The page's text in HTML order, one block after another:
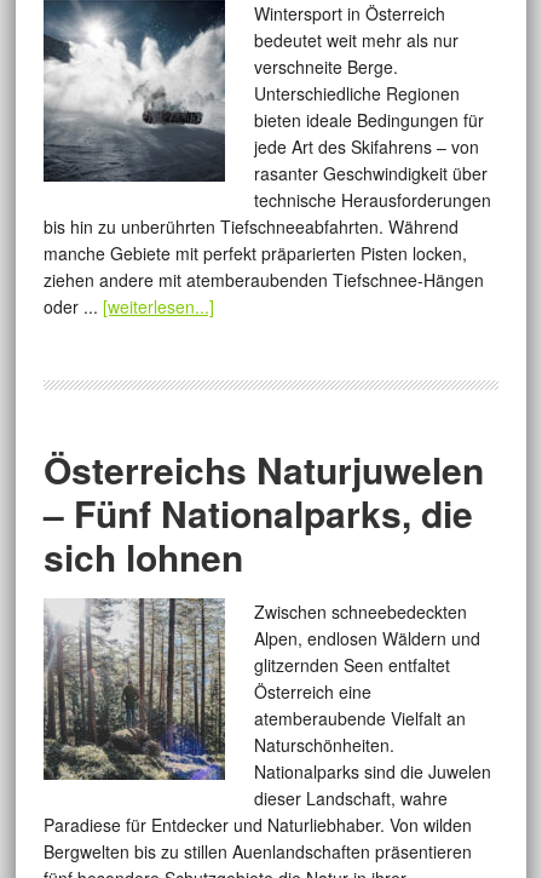
Wintersport in Österreich
bedeutet weit mehr als nur
verschneite Berge.
Unterschiedliche Regionen
bieten ideale Bedingungen für
jede Art des Skifahrens – von
rasanter Geschwindigkeit über
technische Herausforderungen
bis hin zu unberührten Tiefschneeabfahrten. Während
manche Gebiete mit perfekt präparierten Pisten locken,
ziehen andere mit atemberaubenden Tiefschnee-Hängen
oder ... [weiterlesen...]
Österreichs Naturjuwelen
– Fünf Nationalparks, die
sich lohnen
Zwischen schneebedeckten
Alpen, endlosen Wäldern und
glitzernden Seen entfaltet
Österreich eine
atemberaubende Vielfalt an
Naturschönheiten.
Nationalparks sind die Juwelen
dieser Landschaft, wahre
Paradiese für Entdecker und Naturliebhaber. Von wilden
Bergwelten bis zu stillen Auenlandschaften präsentieren